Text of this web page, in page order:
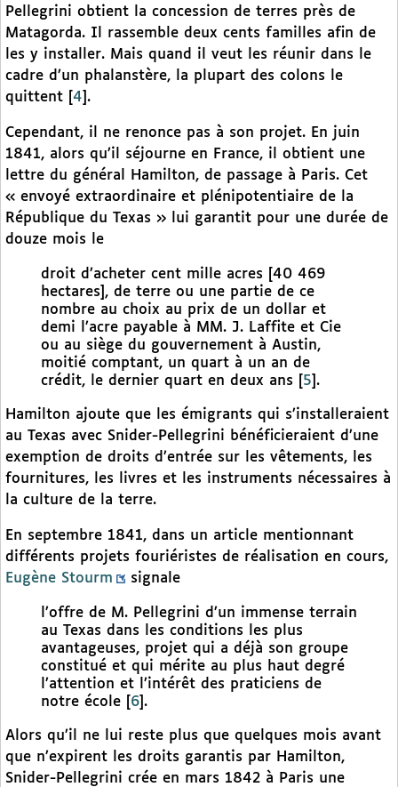
Pellegrini obtient la concession de terres près de
Matagorda. Il rassemble deux cents familles afin de
les y installer. Mais quand il veut les réunir dans le
cadre d’un phalanstère, la plupart des colons le
quittent
4 .
Cependant, il ne renonce pas à son projet. En juin
1841, alors qu’il séjourne en France, il obtient une
lettre du général Hamilton, de passage à Paris. Cet
« envoyé extraordinaire et plénipotentiaire de la
République du Texas » lui garantit pour une durée de
douze mois le
droit d’acheter cent mille acres [40 469
hectares], de terre ou une partie de ce
nombre au choix au prix de un dollar et
demi l’acre payable à MM. J. Laffite et Cie
ou au siège du gouvernement à Austin,
moitié comptant, un quart à un an de
crédit, le dernier quart en deux ans
5 .
Hamilton ajoute que les émigrants qui s’installeraient
au Texas avec Snider-Pellegrini bénéficieraient d’une
exemption de droits d’entrée sur les vêtements, les
fournitures, les livres et les instruments nécessaires à
la culture de la terre.
En septembre 1841, dans un article mentionnant
différents projets fouriéristes de réalisation en cours,
Eugène Stourm
signale
l’offre de M. Pellegrini d’un immense terrain
au Texas dans les conditions les plus
avantageuses, projet qui a déjà son groupe
constitué et qui mérite au plus haut degré
l’attention et l’intérêt des praticiens de
notre école
6 .
Alors qu’il ne lui reste plus que quelques mois avant
que n’expirent les droits garantis par Hamilton,
Snider-Pellegrini crée en mars 1842 à Paris une